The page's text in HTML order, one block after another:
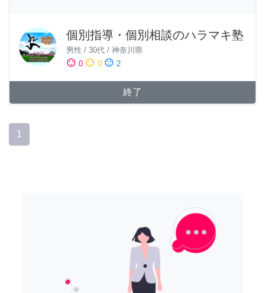
個別指導・個別相談のハラマキ塾
男性 / 30代 / 神奈川県
sentiment_satisfied 0 sentiment_neutral 0 sentiment_dissatisfied 2
終了
1